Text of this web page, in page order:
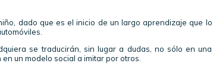
dado que es el inicio de un largo aprendizaje que lo
se traducirán, sin lugar a dudas, no sólo en una
un modelo social a imitar por otros.